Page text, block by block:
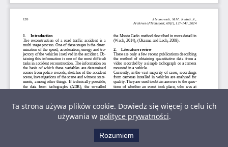
Ta strona używa plików cookie. Dowiedz się więcej o celu ich
używania w polityce prywatności.
Rozumiem